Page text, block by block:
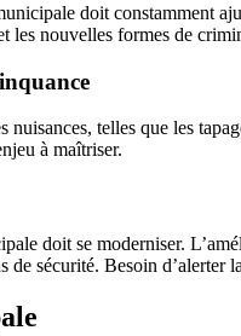
doit constamment
les nouvelles formes de
telles que les
à maîtriser.
doit se moderniser.
de sécurité. Besoin d’alerter